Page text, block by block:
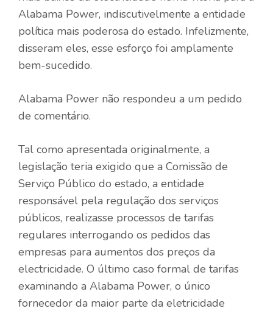
Alabama Power, indiscutivelmente a entidade
política mais poderosa do estado. Infelizmente,
disseram eles, esse esforço foi amplamente
bem-sucedido.
Alabama Power não respondeu a um pedido
de comentário.
Tal como apresentada originalmente, a
legislação teria exigido que a Comissão de
Serviço Público do estado, a entidade
responsável pela regulação dos serviços
públicos, realizasse processos de tarifas
regulares interrogando os pedidos das
empresas para aumentos dos preços da
electricidade. O último caso formal de tarifas
examinando a Alabama Power, o único
fornecedor da maior parte da eletricidade